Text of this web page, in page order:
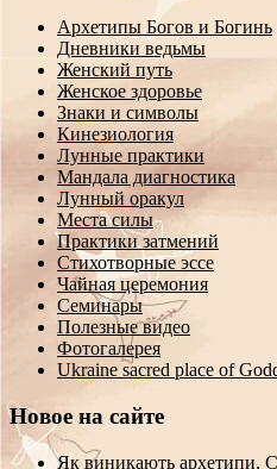
Архетипы Богов и Богинь
Дневники ведьмы
Женский путь
Женское здоровье
Знаки и символы
Кинезиология
Лунные практики
Мандала диагностика
Лунный оракул
Места силы
Практики затмений
Стихотворные эссе
Чайная церемония
Семинары
Полезные видео
Фотогалерея
Ukraine sacred place of
Новое на сайте
Як виникають архетипи.